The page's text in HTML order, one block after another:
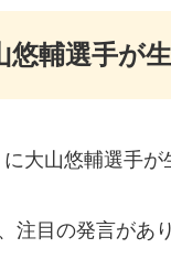
悠輔選手が
大山悠輔選手が
注目の発言があ